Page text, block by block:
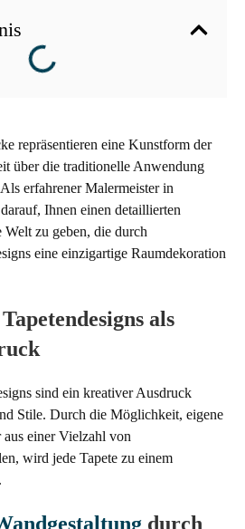
repräsentieren eine Kunstform der
über die traditionelle Anwendung
erfahrener Malermeister in
Ihnen einen detaillierten
zu geben, die durch
eine einzigartige Raumdekoration
als
sind ein kreativer Ausdruck
Stile. Durch die Möglichkeit, eigene
aus einer Vielzahl von
wird jede Tapete zu einem
durch